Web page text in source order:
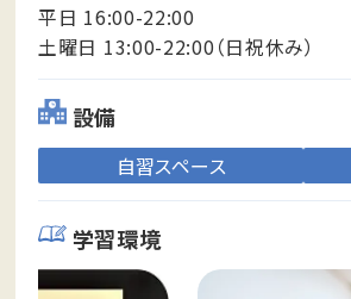
平日 16:00-22:00
土曜日 13:00-22:00（日祝休み）
設備
自習スペース
学習環境